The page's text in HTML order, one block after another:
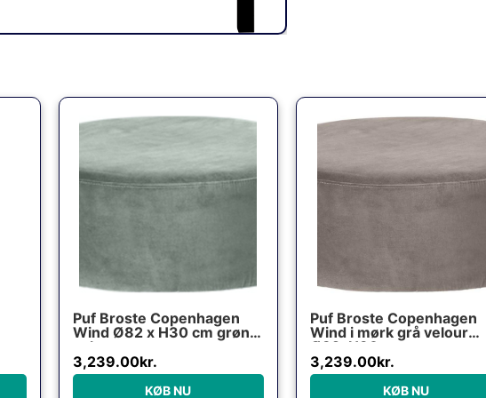
Puf Broste Copenhagen
Wind Ø82 x H30 cm grøn
velour
3,239.00kr.
KØB NU
Puf Broste Copenhagen
Wind i mørk grå velour
Ø82xH30 cm
3,239.00kr.
KØB NU